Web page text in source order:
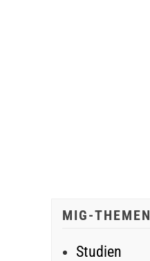
MIG-THEMEN
Studien